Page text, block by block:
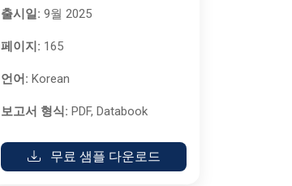
출시일: 9월 2025
페이지: 165
언어: Korean
보고서 형식: PDF, Databook
무료 샘플 다운로드